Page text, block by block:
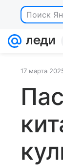
Поиск
17 марта